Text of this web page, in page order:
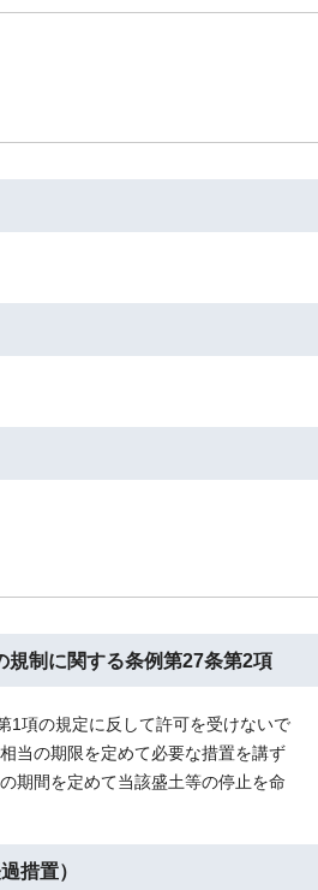
規制に関する条例第27条第2項
1項の規定に反して許可を受けないで
当の期限を定めて必要な措置を講ず
期間を定めて当該盛土等の停止を命
措置）